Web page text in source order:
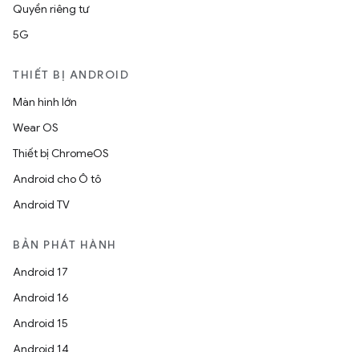
Quyền riêng tư
5G
THIẾT BỊ ANDROID
Màn hình lớn
Wear OS
Thiết bị ChromeOS
Android cho Ô tô
Android TV
BẢN PHÁT HÀNH
Android 17
Android 16
Android 15
Android 14